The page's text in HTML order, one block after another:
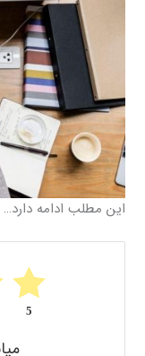
این مطلب ادامه
5